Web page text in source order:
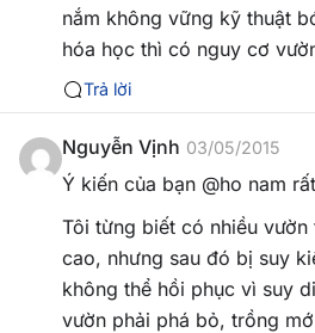
nắm không vững kỹ thuật
hóa học thì có nguy cơ
Trả lời
Nguyễn Vịnh 03/05/2015
Ý kiến của bạn @ho nam
Tôi từng biết có nhiều
cao, nhưng sau đó bị suy
không thể hồi phục vì suy
vườn phải phá bỏ, trồng